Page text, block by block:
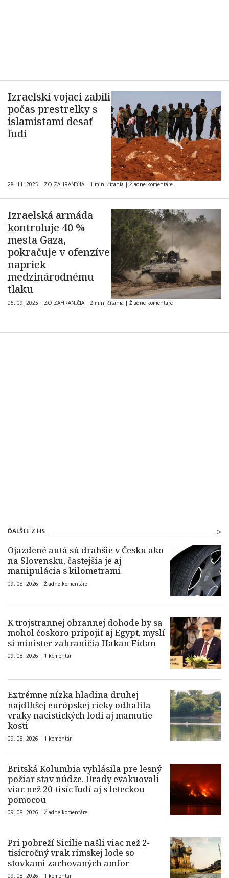
Izraelskí vojaci zabili
počas prestrelky s
islamistami desať
ľudí
28. 11. 2025 | ZO ZAHRANIČIA | 1 min. čítania | Žiadne komentáre
Izraelská armáda
kontroluje 40 %
mesta Gaza,
pokračuje v ofenzíve
napriek
medzinárodnému
tlaku
05. 09. 2025 | ZO ZAHRANIČIA | 2 min. čítania | Žiadne komentáre
ĎALŠIE Z HS
Ojazdené autá sú drahšie v Česku ako
na Slovensku, častejšia je aj
manipulácia s kilometrami
09. 08. 2026 | Žiadne komentáre
K trojstrannej obrannej dohode by sa
mohol čoskoro pripojiť aj Egypt, myslí
si minister zahraničia Hakan Fidan
09. 08. 2026 | 1 komentár
Extrémne nízka hladina druhej
najdlhšej európskej rieky odhalila
vraky nacistických lodí aj mamutie
kosti
09. 08. 2026 | 1 komentár
Britská Kolumbia vyhlásila pre lesný
požiar stav núdze. Úrady evakuovali
viac než 20-tisíc ľudí aj s leteckou
pomocou
09. 08. 2026 | Žiadne komentáre
Pri pobreží Sicílie našli viac než 2-
tisícročný vrak rímskej lode so
stovkami zachovaných amfor
09. 08. 2026 | 1 komentár